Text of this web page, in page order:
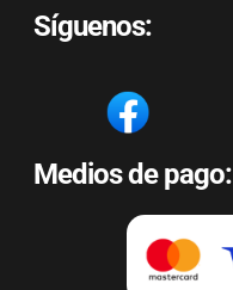
Síguenos:
Medios de pago: